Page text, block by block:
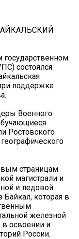
государственном
состоялся
поддержке
Военного
Ростовского
страницам
магистрали и
и ледовой
которая в
железной
освоении и
России.